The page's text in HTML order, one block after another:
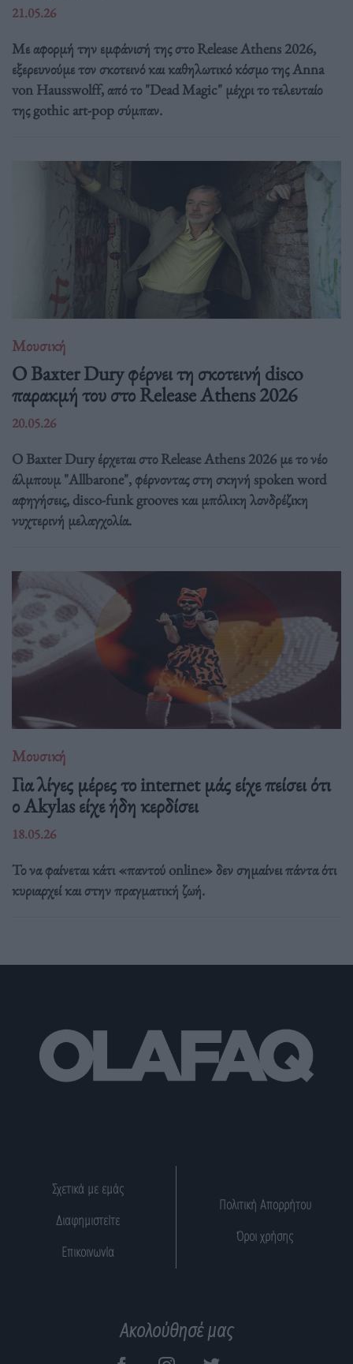
21.05.26
Με αφορμή την εμφάνισή της στο Release Athens 2026,
εξερευνούμε τον σκοτεινό και καθηλωτικό κόσμο της Anna
von Hausswolff, από το "Dead Magic" μέχρι το τελευταίο
της gothic art-pop σύμπαν.
Μουσική
Ο Baxter Dury φέρνει τη σκοτεινή disco
παρακμή του στο Release Athens 2026
20.05.26
Ο Baxter Dury έρχεται στο Release Athens 2026 με το νέο
άλμπουμ "Allbarone", φέρνοντας στη σκηνή spoken word
αφηγήσεις, disco-funk grooves και μπόλικη λονδρέζικη
νυχτερινή μελαγχολία.
Μουσική
Για λίγες μέρες το internet μάς είχε πείσει ότι
ο Akylas είχε ήδη κερδίσει
18.05.26
Το να φαίνεται κάτι «παντού online» δεν σημαίνει πάντα ότι
κυριαρχεί και στην πραγματική ζωή.
Σχετικά με εμάς
Διαφημιστείτε
Επικοινωνία
Πολιτική Απορρήτου
Όροι χρήσης
Ακολούθησέ μας